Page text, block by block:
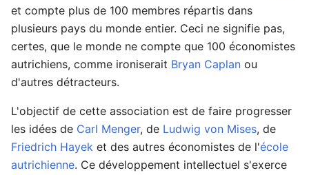
et compte plus de 100 membres répartis dans
plusieurs pays du monde entier. Ceci ne signifie pas,
certes, que le monde ne compte que 100 économistes
autrichiens, comme ironiserait Bryan Caplan ou
d'autres détracteurs.
L'objectif de cette association est de faire progresser
les idées de Carl Menger, de Ludwig von Mises, de
Friedrich Hayek et des autres économistes de l'école
autrichienne. Ce développement intellectuel s'exerce